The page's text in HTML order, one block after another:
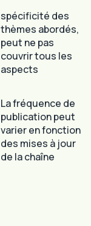
spécificité des
thèmes abordés,
peut ne pas
couvrir tous les
aspects
La fréquence de
publication peut
varier en fonction
des mises à jour
de la chaîne